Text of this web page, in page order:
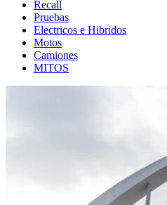
Recall
Pruebas
Electricos e Hibridos
Motos
Camiones
MITOS